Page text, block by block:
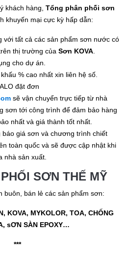
khách hàng, Tổng phân phối sơn
khuyến mại cực kỳ hấp dẫn:
tất cả các sản phẩm sơn nước có
thị trường của Sơn KOVA
cho dự án.
% cao nhất xin liên hệ số.
đặt đơn
sẽ vận chuyển trực tiếp từ nhà
sơn tới công trình để đảm bảo hàng
nhất và giá thành tốt nhất.
giá sơn và chương trình chiết
toàn quốc và sẽ được cập nhật khi
nhà sản xuất.
SƠN THẾ MỸ
buôn, bán lẻ các sản phẩm sơn:
KOVA, MYKOLOR, TOA, CHỐNG
sƠN SÀN EPOXY…
***